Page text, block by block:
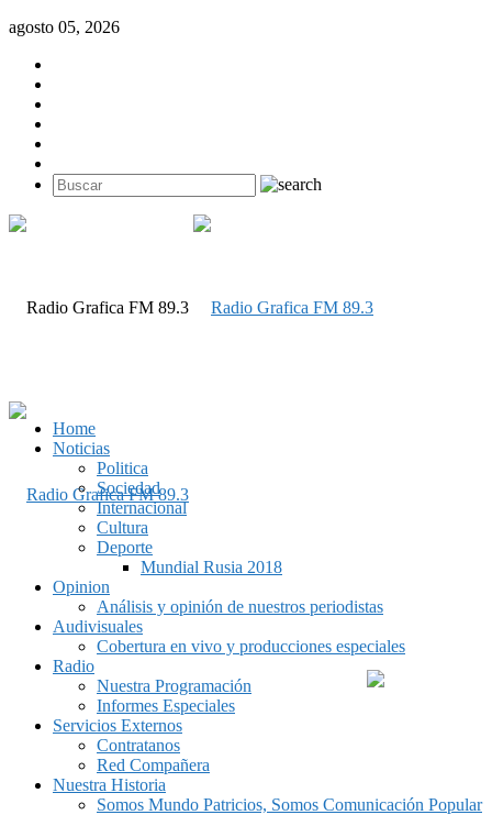
agosto 05, 2026
Home
Noticias
Politica
Sociedad
Internacional
Cultura
Deporte
Mundial Rusia 2018
Opinion
Análisis y opinión de nuestros periodistas
Audivisuales
Cobertura en vivo y producciones especiales
Radio
Nuestra Programación
Informes Especiales
Servicios Externos
Contratanos
Red Compañera
Nuestra Historia
Somos Mundo Patricios, Somos Comunicación Popular